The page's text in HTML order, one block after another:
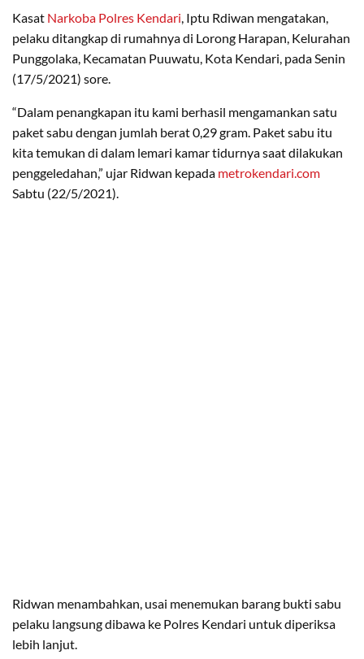
Kasat Narkoba Polres Kendari, Iptu Rdiwan mengatakan,
pelaku ditangkap di rumahnya di Lorong Harapan, Kelurahan
Punggolaka, Kecamatan Puuwatu, Kota Kendari, pada Senin
(17/5/2021) sore.
“Dalam penangkapan itu kami berhasil mengamankan satu
paket sabu dengan jumlah berat 0,29 gram. Paket sabu itu
kita temukan di dalam lemari kamar tidurnya saat dilakukan
penggeledahan,” ujar Ridwan kepada metrokendari.com
Sabtu (22/5/2021).
Ridwan menambahkan, usai menemukan barang bukti sabu
pelaku langsung dibawa ke Polres Kendari untuk diperiksa
lebih lanjut.